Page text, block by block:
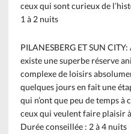
ceux qui sont curieux de
1 à 2 nuits
PILANESBERG ET SUN
existe une superbe réserve
complexe de loisirs
quelques jours en fait une
qui n’ont que peu de temps
ceux qui veulent faire plaisir
Durée conseillée : 2 à 4 nuits